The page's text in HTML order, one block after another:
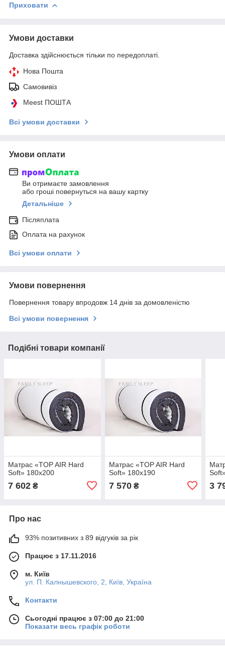
Приховати
Умови доставки
Доставка здійснюється тільки по передоплаті.
Нова Пошта
Самовивіз
Meest ПОШТА
Всі умови доставки
Умови оплати
Ви отримаєте замовлення
або гроші повернуться на вашу картку
Детальніше
Післяплата
Оплата на рахунок
Всі умови оплати
Умови повернення
Повернення товару впродовж 14 днів за домовленістю
Всі умови повернення
Подібні товари компанії
Матрас «TOP AIR Hard
Soft» 180x200
7 602 ₴
Матрас «TOP AIR Hard
Soft» 180x190
7 570₴ 3
Про нас
93% позитивних з 89 відгуків за рік
Працює з 17.11.2016
м. Київ
ул. П. Калнышевского, 2, Київ, Україна
Контакти
Сьогодні працює з 07:00 до 21:00
Показати весь графік роботи